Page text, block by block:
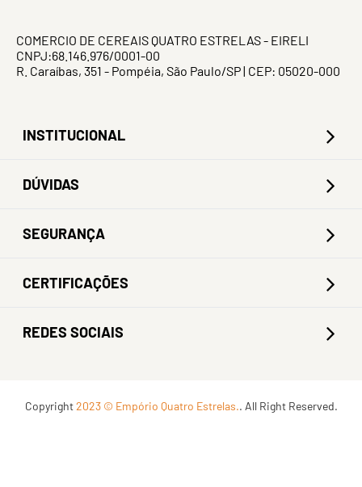
COMERCIO DE CEREAIS QUATRO ESTRELAS - EIRELI
CNPJ:68.146.976/0001-00
R. Caraíbas, 351 - Pompéia, São Paulo/SP | CEP: 05020-000
INSTITUCIONAL
DÚVIDAS
SEGURANÇA
CERTIFICAÇÕES
REDES SOCIAIS
Copyright2023 © Empório Quatro Estrelas.. All Right Reserved.